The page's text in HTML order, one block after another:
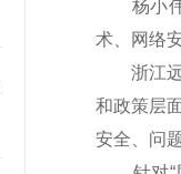
杨小伟
术、网络
浙江远
和政策层
安全、问